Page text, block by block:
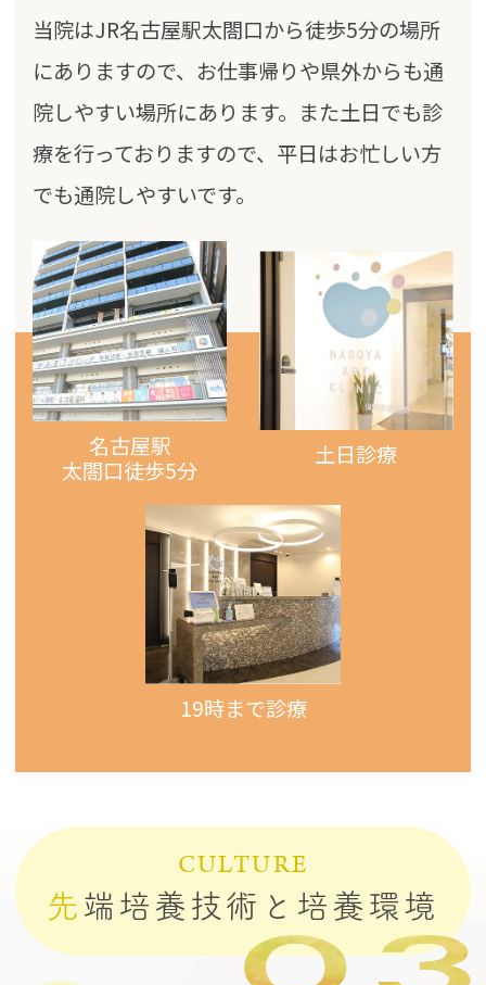
当院はJR名古屋駅太閤口から徒歩5分の場所
にありますので、お仕事帰りや県外からも通
院しやすい場所にあります。また土日でも診
療を行っておりますので、平日はお忙しい方
でも通院しやすいです。
名古屋駅
太閤口徒歩5分
土日診療
19時まで診療
CULTURE
先 端培養技術と培養環境